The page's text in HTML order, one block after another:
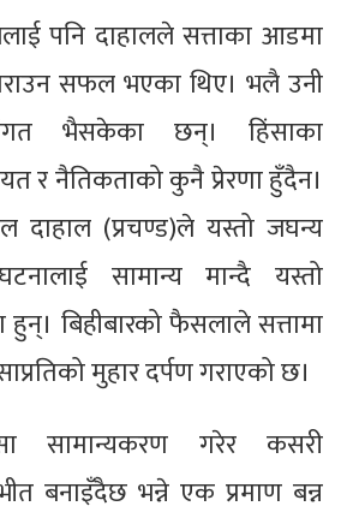
पनि दाहालले सत्ताका आडमा
सफल भएका थिए। भलै उनी
भैसकेका छन्। हिंसाका
र नैतिकताको कुनै प्रेरणा हुँदैन।
दाहाल (प्रचण्ड)ले यस्तो जघन्य
सामान्य मान्दै यस्तो
बिहीबारको फैसलाले सत्तामा
मुहार दर्पण गराएको छ।
सामान्यकरण गरेर कसरी
बनाइँदैछ भन्ने एक प्रमाण बन्न